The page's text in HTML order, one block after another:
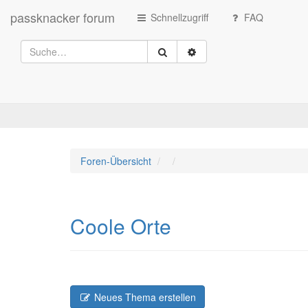
passknacker forum Schnellzugriff FAQ
Foren-Übersicht
Coole Orte
Neues Thema erstellen